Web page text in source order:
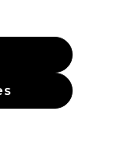
Aanmelden